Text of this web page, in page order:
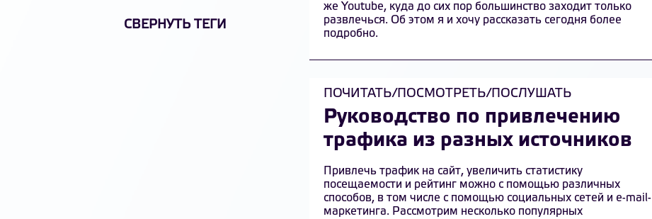
СВЕРНУТЬ ТЕГИ
же Youtube, куда до сих пор большинство заходит только
развлечься. Об этом я и хочу рассказать сегодня более
подробно.
ПОЧИТАТЬ/ПОСМОТРЕТЬ/ПОСЛУШАТЬ
Руководство по привлечению
трафика из разных источников
Привлечь трафик на сайт, увеличить статистику
посещаемости и рейтинг можно с помощью различных
способов, в том числе с помощью социальных сетей и e-mail-
маркетинга. Рассмотрим несколько популярных